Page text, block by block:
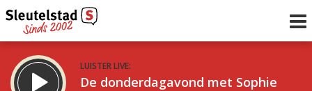
LUISTER LIVE:
De donderdagavond met Sophie